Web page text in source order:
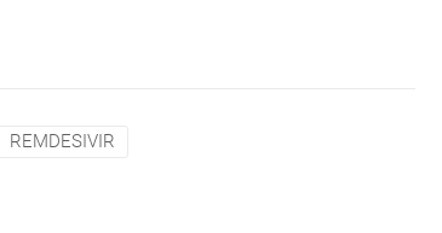
REMDESIVIR